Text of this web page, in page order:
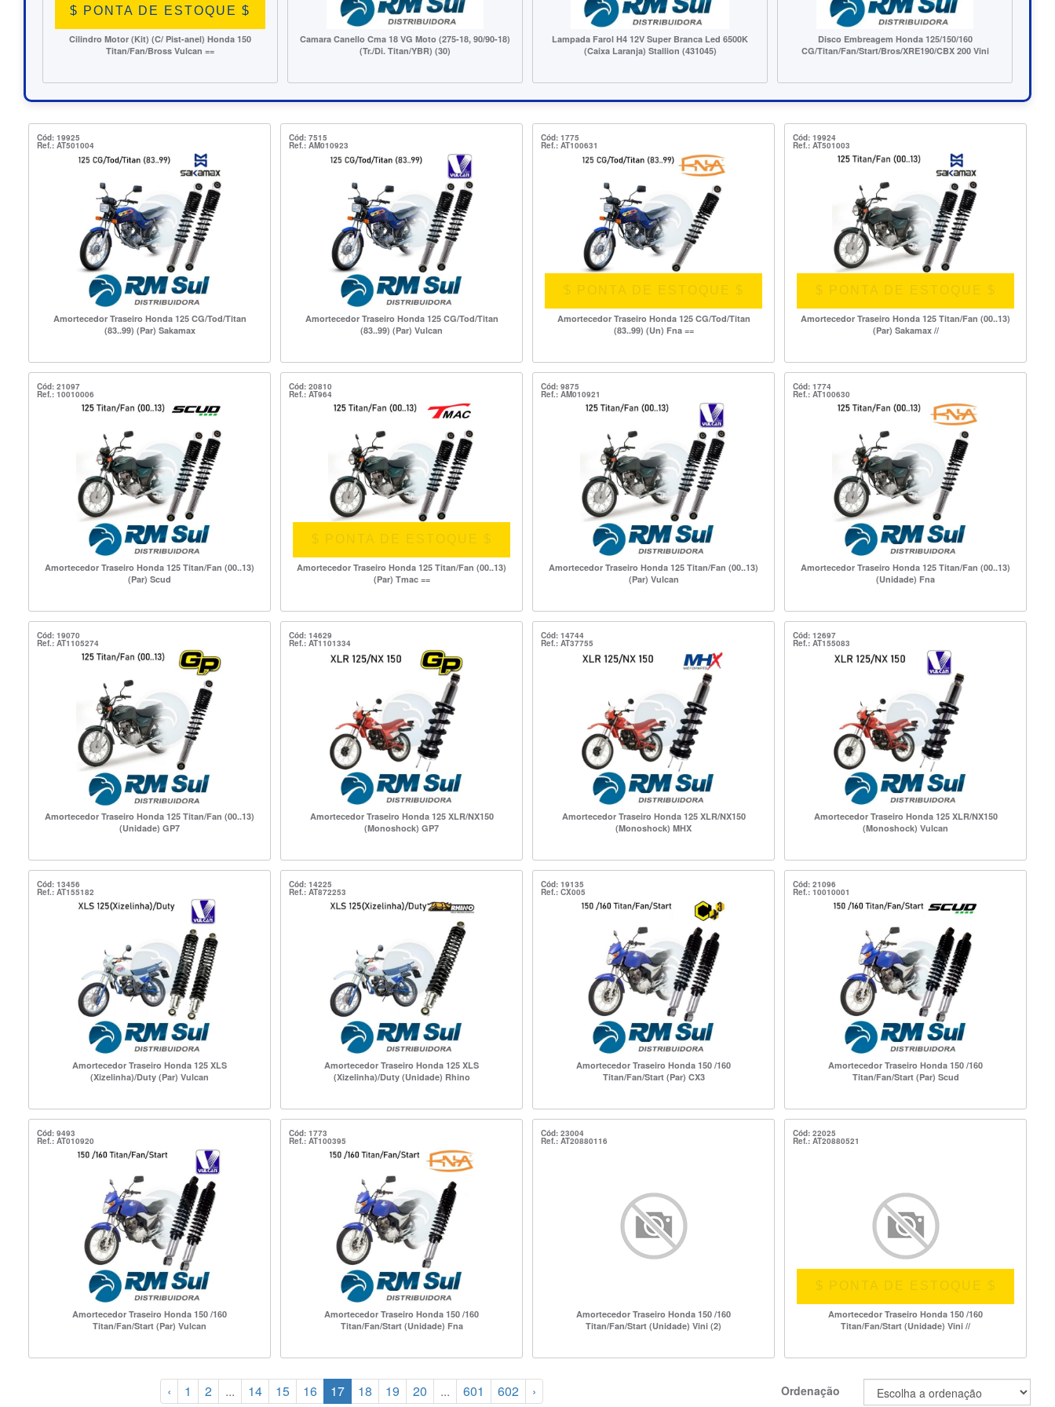
Camara Canello Cma 18 VG Moto (275-18, 90/90-18)
(Tr./Di. Titan/YBR) (30)
Lampada Farol H4 12V Super Branca Led 6500K
(Caixa Laranja) Stallion (431045)
Disco Embreagem Honda 125/150/160
CG/Titan/Fan/Start/Bros/XRE190/CBX 200 Vini
$ PONTA DE ESTOQUE $
Cubo Roda Tras. Honda 150 Titan (04..)/Fan/Start
150/160 Fabreck ==
Cód: 19925
Ref.: AT501004
Amortecedor Traseiro Honda 125 CG/Tod/Titan
(83..99) (Par) Sakamax
Cód: 7515
Ref.: AM010923
Amortecedor Traseiro Honda 125 CG/Tod/Titan
(83..99) (Par) Vulcan
Cód: 1775
Ref.: AT100631
$ PONTA DE ESTOQUE $
Amortecedor Traseiro Honda 125 CG/Tod/Titan
(83..99) (Un) Fna ==
Cód: 19924
Ref.: AT501003
$ PONTA DE ESTOQUE $
Amortecedor Traseiro Honda 125 Titan/Fan (00..13)
(Par) Sakamax //
Cód: 21097
Ref.: 10010006
Amortecedor Traseiro Honda 125 Titan/Fan (00..13)
(Par) Scud
Cód: 20810
Ref.: AT964
$ PONTA DE ESTOQUE $
Amortecedor Traseiro Honda 125 Titan/Fan (00..13)
(Par) Tmac ==
Cód: 9875
Ref.: AM010921
Amortecedor Traseiro Honda 125 Titan/Fan (00..13)
(Par) Vulcan
Cód: 1774
Ref.: AT100630
Amortecedor Traseiro Honda 125 Titan/Fan (00..13)
(Unidade) Fna
Cód: 19070
Ref.: AT1105274
Amortecedor Traseiro Honda 125 Titan/Fan (00..13)
(Unidade) GP7
Cód: 14629
Ref.: AT1101334
Amortecedor Traseiro Honda 125 XLR/NX150
(Monoshock) GP7
Cód: 14744
Ref.: AT37755
Amortecedor Traseiro Honda 125 XLR/NX150
(Monoshock) MHX
Cód: 12697
Ref.: AT155083
Amortecedor Traseiro Honda 125 XLR/NX150
(Monoshock) Vulcan
Cód: 13456
Ref.: AT155182
Amortecedor Traseiro Honda 125 XLS
(Xizelinha)/Duty (Par) Vulcan
Cód: 14225
Ref.: AT872253
Amortecedor Traseiro Honda 125 XLS
(Xizelinha)/Duty (Unidade) Rhino
Cód: 19135
Ref.: CX005
Amortecedor Traseiro Honda 150 /160
Titan/Fan/Start (Par) CX3
Cód: 21096
Ref.: 10010001
Amortecedor Traseiro Honda 150 /160
Titan/Fan/Start (Par) Scud
Cód: 9493
Ref.: AT010920
Amortecedor Traseiro Honda 150 /160
Titan/Fan/Start (Par) Vulcan
Cód: 1773
Ref.: AT100395
Amortecedor Traseiro Honda 150 /160
Titan/Fan/Start (Unidade) Fna
Cód: 23004
Ref.: AT20880116
Amortecedor Traseiro Honda 150 /160
Titan/Fan/Start (Unidade) Vini (2)
Cód: 22025
Ref.: AT20880521
$ PONTA DE ESTOQUE $
Amortecedor Traseiro Honda 150 /160
Titan/Fan/Start (Unidade) Vini //
‹ 1 2 ... 14 15 16 17 18 19 20 ... 601 602 › Ordenação